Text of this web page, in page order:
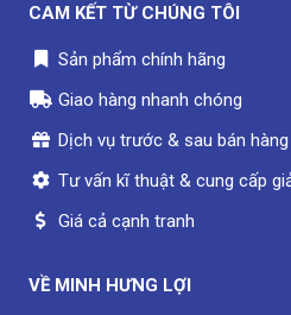
CAM KẾT TỪ CHÚNG TÔI
Sản phẩm chính hãng
Giao hàng nhanh chóng
Dịch vụ trước & sau bán
Tư vấn kĩ thuật & cung cấp
Giá cả cạnh tranh
VỀ MINH HƯNG LỢI